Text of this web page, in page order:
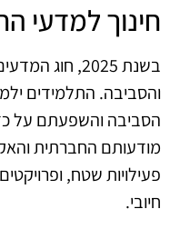
חינוך למדעי
בשנת 2025,
והסביבה. התלמידים
הסביבה והשפעתם על
מודעותם החברתית
פעילויות שטח,
חיובי.